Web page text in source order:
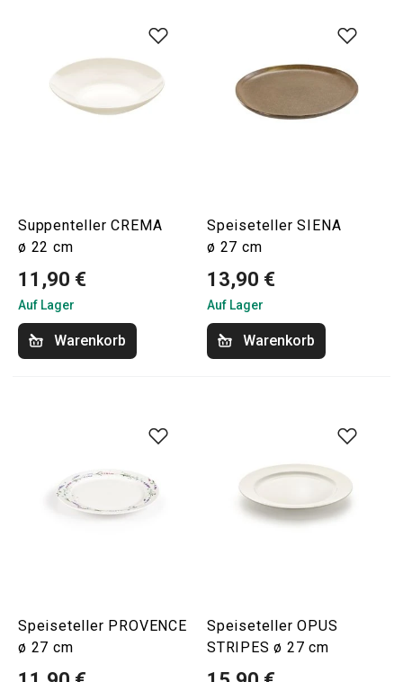
Suppenteller CREMA
ø 22 cm
11,90 €
Auf Lager
Warenkorb
Speiseteller SIENA
ø 27 cm
13,90 €
Auf Lager
Warenkorb
Speiseteller PROVENCE
ø 27 cm
Speiseteller OPUS
STRIPES ø 27 cm